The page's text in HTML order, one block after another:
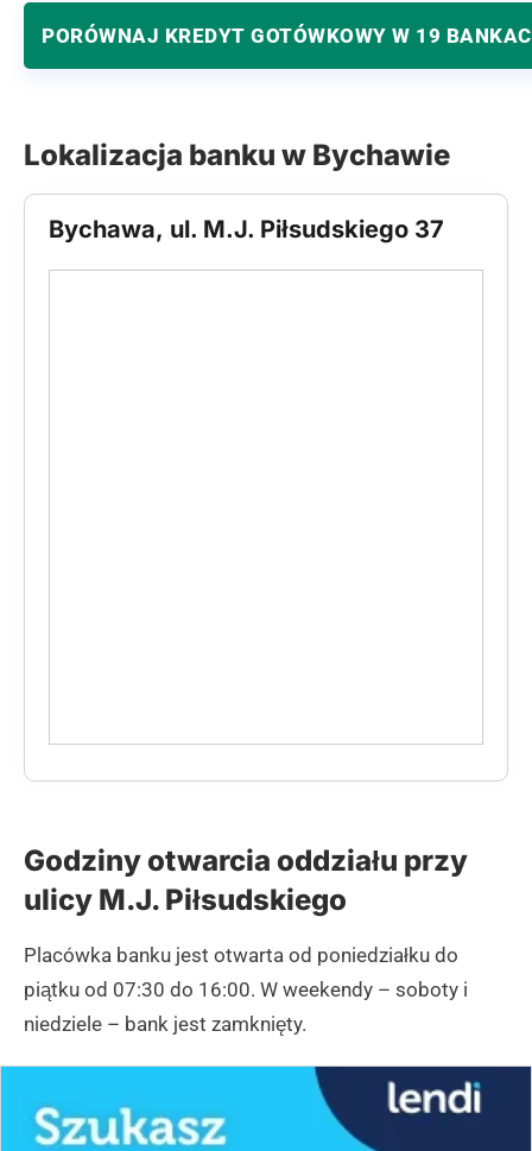
PORÓWNAJ KREDYT GOTÓWKOWY W 19
Lokalizacja banku w Bychawie
Bychawa, ul. M.J. Piłsudskiego 37
Godziny otwarcia oddziału przy
ulicy M.J. Piłsudskiego
Placówka banku jest otwarta od poniedziałku do
piątku od 07:30 do 16:00. W weekendy – soboty i
niedziele – bank jest zamknięty.